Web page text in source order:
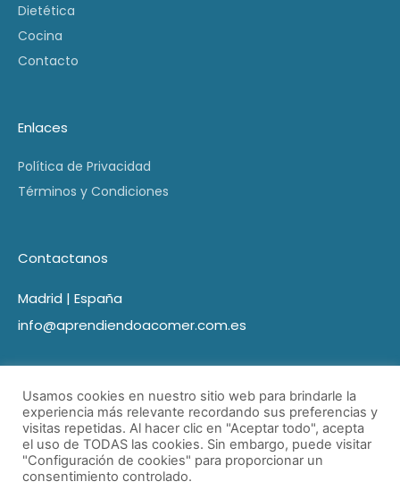
Dietética
Cocina
Contacto
Enlaces
Política de Privacidad
Términos y Condiciones
Contactanos
Madrid | España
info@aprendiendoacomer.com.es
© Aprendiendo a comer 2021 Todos los derechos reservados
Usamos cookies en nuestro sitio web para brindarle la
experiencia más relevante recordando sus preferencias y
visitas repetidas. Al hacer clic en "Aceptar todo", acepta
el uso de TODAS las cookies. Sin embargo, puede visitar
"Configuración de cookies" para proporcionar un
consentimiento controlado.